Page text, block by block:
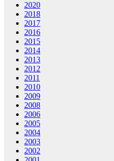
2020
2018
2017
2016
2015
2014
2013
2012
2011
2010
2009
2008
2006
2005
2004
2003
2002